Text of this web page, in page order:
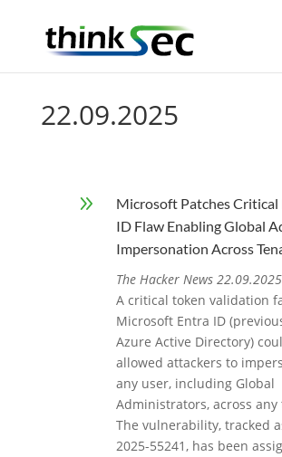
22.09.2025
9
Microsoft Patches Critical
ID Flaw Enabling Global
Impersonation Across
The Hacker News
A critical token validation
Microsoft Entra ID
Azure Active Directory)
allowed attackers to
any user, including Global
Administrators, across any
The vulnerability, tracked
2025-55241, has been